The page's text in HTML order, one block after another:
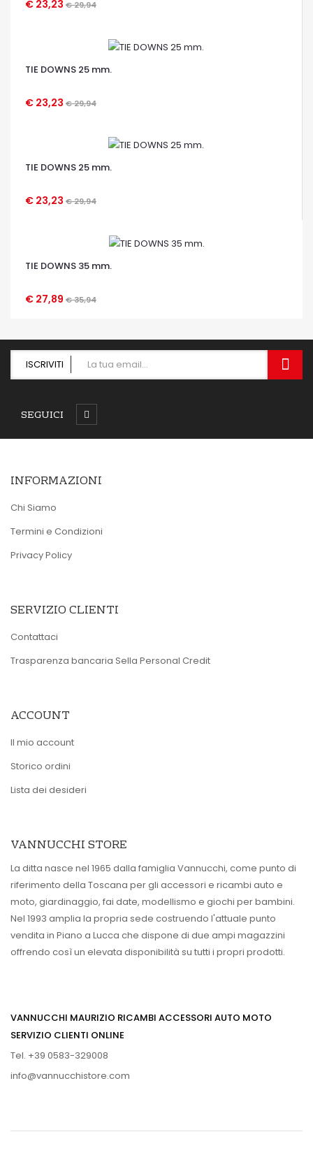
€ 23,23 € 29,94
TIE DOWNS 25 mm.
€ 23,23 € 29,94
TIE DOWNS 25 mm.
€ 23,23 € 29,94
TIE DOWNS 35 mm.
€ 27,89 € 35,94
OCCHIATA VELOCE
ISCRIVITI
SEGUICI
INFORMAZIONI
Chi Siamo
Termini e Condizioni
Privacy Policy
SERVIZIO CLIENTI
Contattaci
Trasparenza bancaria Sella Personal Credit
ACCOUNT
Il mio account
Storico ordini
Lista dei desideri
VANNUCCHI STORE
La ditta nasce nel 1965 dalla famiglia Vannucchi, come punto di
riferimento della Toscana per gli accessori e ricambi auto e
moto, giardinaggio, fai date, modellismo e giochi per bambini.
Nel 1993 amplia la propria sede costruendo l'attuale punto
vendita in Piano a Lucca che dispone di due ampi magazzini
offrendo così un elevata disponibilità su tutti i propri prodotti.
VANNUCCHI MAURIZIO RICAMBI ACCESSORI AUTO MOTO
SERVIZIO CLIENTI ONLINE
Tel. +39 0583-329008
info@vannucchistore.com